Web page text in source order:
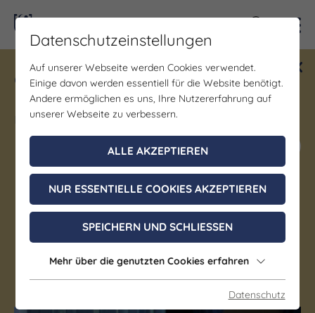
Gewinne ein Blind Date mit Saale-
Unstrut! Teilnahme vom 1.7. - 18.12.
möglich.
Jetzt mitmachen
Tabaluga und Lilli
24. Oktober 2026, 17:00 - 19:30 Uhr
Eisenberg
Datenschutzeinstellungen
Auf unserer Webseite werden Cookies verwendet.
Einige davon werden essentiell für die Website benötigt.
Andere ermöglichen es uns, Ihre Nutzererfahrung auf
unserer Webseite zu verbessern.
ALLE AKZEPTIEREN
NUR ESSENTIELLE COOKIES AKZEPTIEREN
SPEICHERN UND SCHLIESSEN
Mehr über die genutzten Cookies erfahren
Datenschutz